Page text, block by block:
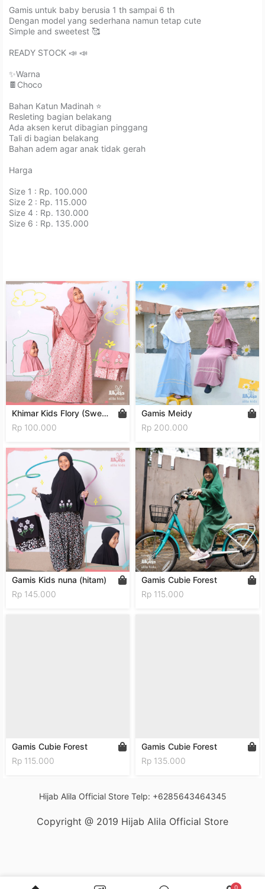
Gamis untuk baby berusia 1 th sampai 6 th ⁣⁣
Dengan model yang sederhana namun tetap cute ⁣⁣
Simple and sweetest ⁣🥰⁣
READY STOCK 📣 📣⁣⁣⁣⁣
✨Warna⁣⁣
🍫Choco ⁣⁣
Bahan Katun Madinah ⭐️⁣
Resleting bagian belakang⁣
Ada aksen kerut dibagian pinggang⁣
Tali di bagian belakang⁣
Bahan adem agar anak tidak gerah ⁣
⁣Harga ⁣
Size 1 : Rp. 100.000⁣
Size 2 : Rp. 115.000⁣
Size 4 : Rp. 130.000⁣
Size 6 : Rp. 135.000⁣
Khimar Kids Flory (Sweet
Pink)
Rp 100.000
Gamis Meidy
Rp 200.000
Gamis Kids nuna (hitam)
Rp 145.000
Gamis Cubie Forest
Rp 115.000
Gamis Cubie Forest
Rp 115.000
Gamis Cubie Forest
Rp 135.000
Hijab Alila Official Store Telp: +6285643464345
Copyright @ 2019 Hijab Alila Official Store
Keranjang Total Rp 0
0